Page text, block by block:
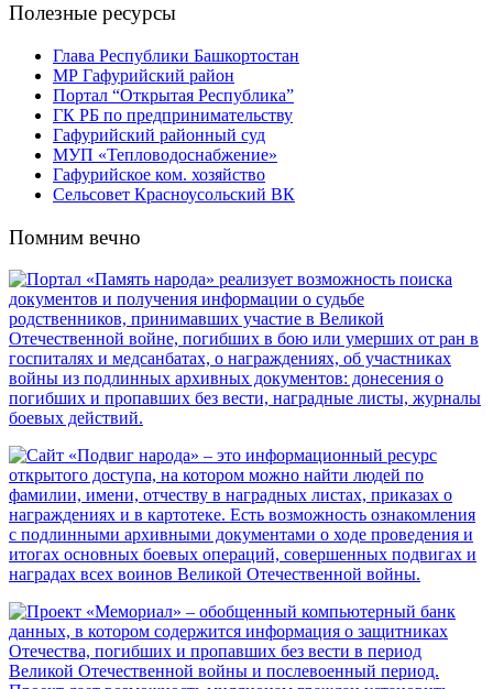
Полезные ресурсы
Глава Республики Башкортостан
МР Гафурийский район
Портал “Открытая Республика”
ГК РБ по предпринимательству
Гафурийский районный суд
МУП «Тепловодоснабжение»
Гафурийское ком. хозяйство
Сельсовет Красноусольский ВК
Помним вечно